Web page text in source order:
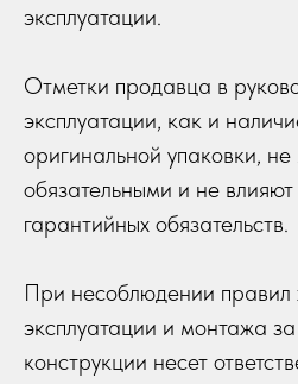
эксплуатации.
Отметки продавца в
эксплуатации, как и
оригинальной упаковки, не
обязательными и не
гарантийных обязательств.
При несоблюдении правил
эксплуатации и монтажа
конструкции несет